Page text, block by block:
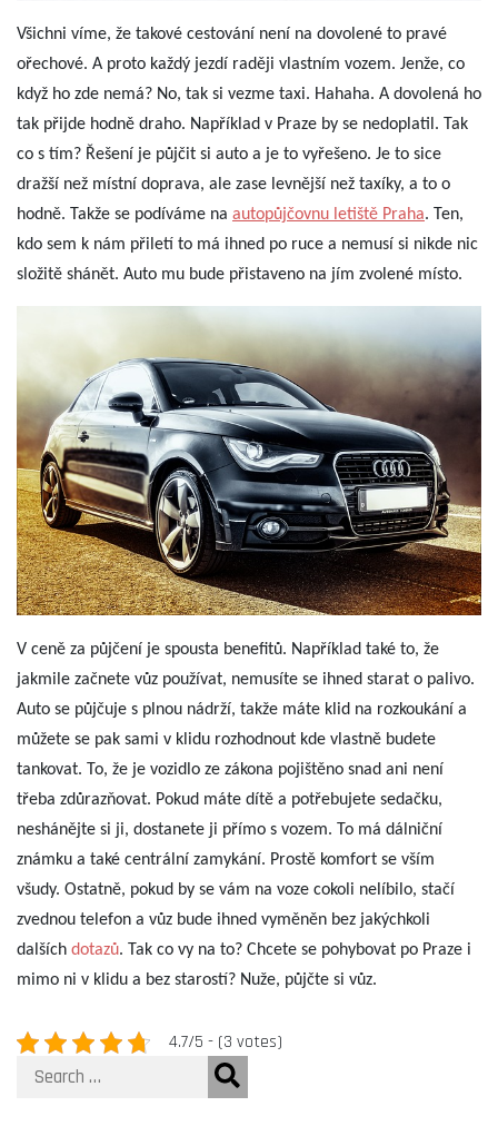
Všichni víme, že takové cestování není na dovolené to pravé
ořechové. A proto každý jezdí raději vlastním vozem. Jenže, co
když ho zde nemá? No, tak si vezme taxi. Hahaha. A dovolená ho
tak přijde hodně draho. Například v Praze by se nedoplatil. Tak
co s tím? Řešení je půjčit si auto a je to vyřešeno. Je to sice
dražší než místní doprava, ale zase levnější než taxíky, a to o
hodně. Takže se podíváme na autopůjčovnu letiště Praha. Ten,
kdo sem k nám přiletí to má ihned po ruce a nemusí si nikde nic
složitě shánět. Auto mu bude přistaveno na jím zvolené místo.
V ceně za půjčení je spousta benefitů. Například také to, že
jakmile začnete vůz používat, nemusíte se ihned starat o palivo.
Auto se půjčuje s plnou nádrží, takže máte klid na rozkoukání a
můžete se pak sami v klidu rozhodnout kde vlastně budete
tankovat. To, že je vozidlo ze zákona pojištěno snad ani není
třeba zdůrazňovat. Pokud máte dítě a potřebujete sedačku,
neshánějte si ji, dostanete ji přímo s vozem. To má dálniční
známku a také centrální zamykání. Prostě komfort se vším
všudy. Ostatně, pokud by se vám na voze cokoli nelíbilo, stačí
zvednou telefon a vůz bude ihned vyměněn bez jakýchkoli
dalších dotazů. Tak co vy na to? Chcete se pohybovat po Praze i
mimo ni v klidu a bez starostí? Nuže, půjčte si vůz.
4.7/5 - (3 votes)
Search